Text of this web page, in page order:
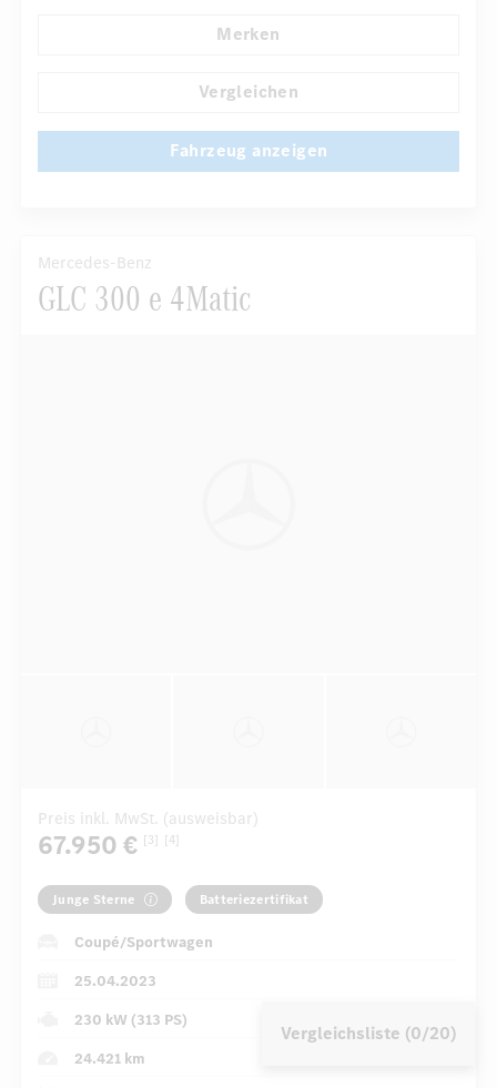
Automatisch abblendender Innenspiegel
Merken
Vergleichen
Fahrzeug anzeigen
Mercedes-Benz
GLC 300 e 4Matic
Preis inkl. MwSt. (ausweisbar)
67.950 € [3] [4]
Junge Sterne Batteriezertifikat
Coupé/Sportwagen
25.04.2023
230 kW (313 PS)
24.421 km
Vergleichsliste (0/20)